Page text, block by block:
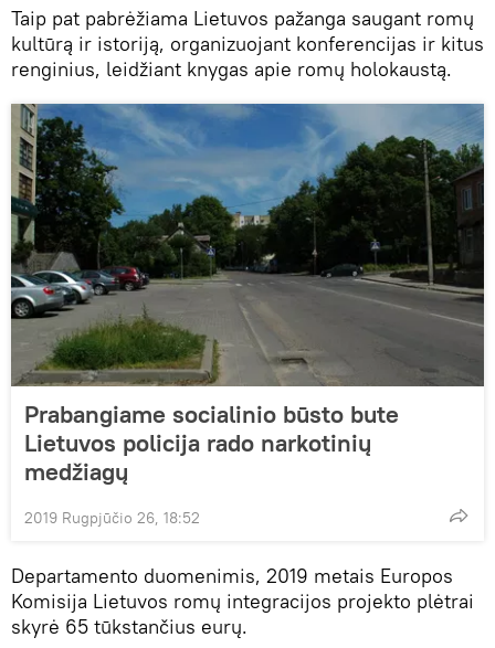
Taip pat pabrėžiama Lietuvos pažanga saugant romų
kultūrą ir istoriją, organizuojant konferencijas ir kitus
renginius, leidžiant knygas apie romų holokaustą.
Prabangiame socialinio būsto bute
Lietuvos policija rado narkotinių
medžiagų
2019 Rugpjūčio 26, 18:52
Departamento duomenimis, 2019 metais Europos
Komisija Lietuvos romų integracijos projekto plėtrai
skyrė 65 tūkstančius eurų.